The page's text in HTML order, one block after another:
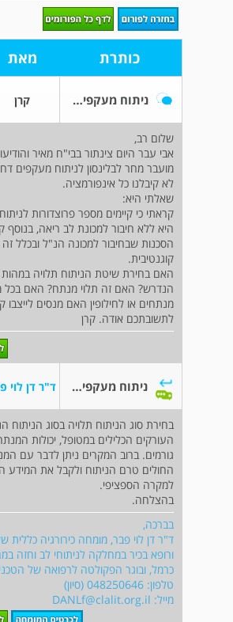
כותרת מאת
ניתוח מעקפים דחוף קרן
שלום רב,
אבי עבר היום צינתור בבי"ח מאיר
מועבר מחר לבלינסון לניתוח מעקפים
לא קיבלנו כל אינפורמציה.
שאלתי היא:
קראתי כי קיימים מספר פרוצדורות
היא ללא חיבור למכונת לב ריאה, בנוסף
הסכנות שבחיבור למכונה הנ"ל ובכלל
קוגנטיבית.
האם בחירת שיטת הניתוח תלויה במהות
הנדרש? האם זה תלוי מנתח? האם בכל
מנתחים או לחילופין האם מנסים לייצבו
לתשובתכם אודה. קרן
ניתוח מעקפים דחוף ד"ר דן לוי
בחירת סוג הניתוח תלויה בסוג הניתוח
העורקים הכלילים במטופל, יכולות המנתח
גורמים. ברוב המקרים ניתן לדבר עם
החולים טרם הניתוח ולקבל את המידע
למקרה הספציפי.
בהצלחה.
בברכה,
ד"ר דן לוי פבר, מומחה כירורגיה כללית
ורופא בכיר במחלקה לניתוחי לב וחזה
כרמל, ובוגר הפקולטה לרפואה של
טלפון: 048250646 (סיון)
מייל: DANLf@clalit.org.il